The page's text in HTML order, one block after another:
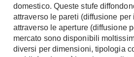
Pareti Attrezzate
Porta Tv
Contatti
domestico. Queste stufe
attraverso le pareti (diffusione per
attraverso le aperture (diffusione
mercato sono disponibili
diversi per dimensioni, tipologia